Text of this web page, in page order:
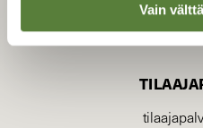
Vain